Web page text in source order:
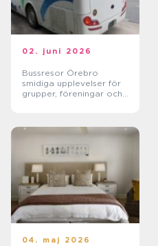
02. juni 2026
Bussresor Örebro
smidiga upplevelser för
grupper, föreningar och
04. maj 2026